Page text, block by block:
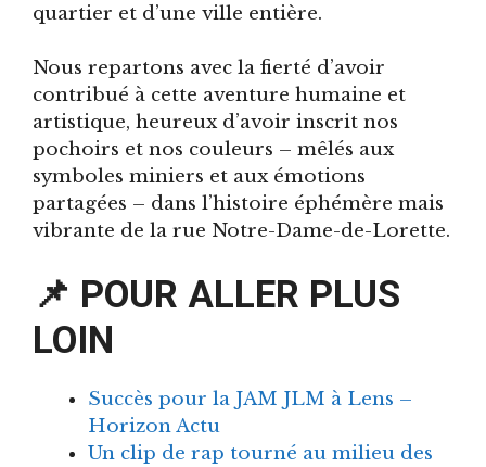
quartier et d’une ville entière.
Nous repartons avec la fierté d’avoir
contribué à cette aventure humaine et
artistique, heureux d’avoir inscrit nos
pochoirs et nos couleurs – mêlés aux
symboles miniers et aux émotions
partagées – dans l’histoire éphémère mais
vibrante de la rue Notre-Dame-de-Lorette.
📌 POUR ALLER PLUS
LOIN
Succès pour la JAM JLM à Lens –
Horizon Actu
Un clip de rap tourné au milieu des